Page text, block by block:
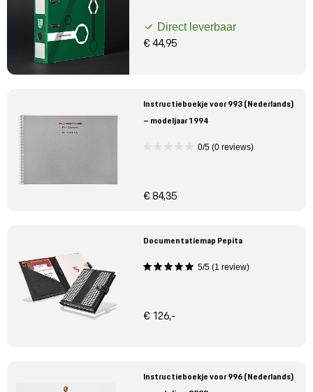
Direct leverbaar
€ 44,95
Instructieboekje voor 993 (Nederlands)
– modeljaar 1994
0/5 (0 reviews)
€ 84,35
Documentatiemap Pepita
5/5 (1 review)
€ 126,-
Instructieboekje voor 996 (Nederlands)